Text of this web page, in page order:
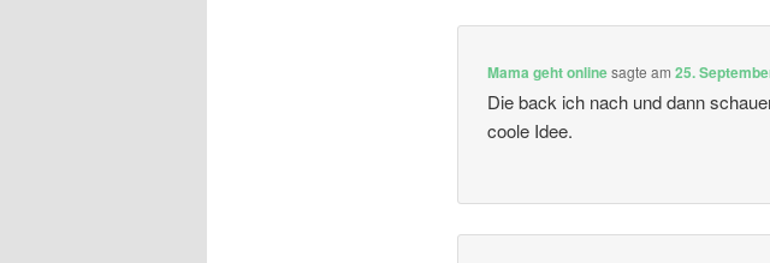
Mama geht onlinesagte am25.
Die back ich nach und dann
coole Idee.